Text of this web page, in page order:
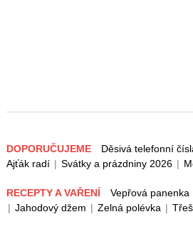
DOPORUČUJEME Děsivá telefonní
Ajťák radí | Svátky a prázdniny 2026 |
RECEPTY A VAŘENÍ Vepřová panenka
| Jahodový džem | Zelná polévka |